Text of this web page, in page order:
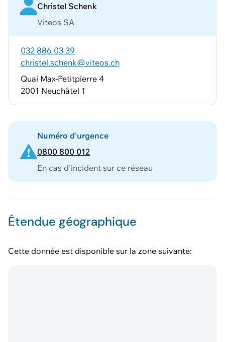
Christel Schenk
Viteos SA
032 886 03 39
christel.schenk@viteos.ch
Quai Max-Petitpierre 4
2001 Neuchâtel 1
Numéro d'urgence
0800 800 012
En cas d'incident sur ce réseau
Étendue géographique
Cette donnée est disponible sur la zone suivante: